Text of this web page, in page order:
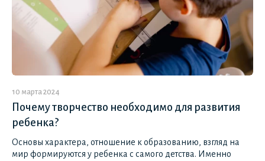
10 марта 2024
Почему творчество необходимо для развития
ребенка?
Основы характера, отношение к образованию, взгляд на
мир формируются у ребенка с самого детства. Именно